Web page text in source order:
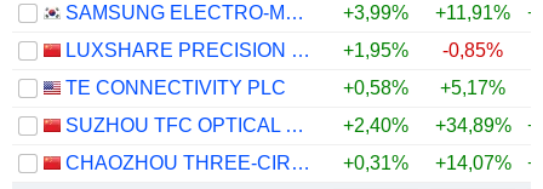
SAMSUNG ELECTRO-MECHANICS CO., LTD.
+3,99% +11,91%
LUXSHARE PRECISION INDUSTRY CO., LTD.
+1,95% -0,85%
TE CONNECTIVITY PLC
+0,58% +5,17%
SUZHOU TFC OPTICAL COMMUNICATION CO., LTD.
+2,40% +34,89%
CHAOZHOU THREE-CIRCLE (GROUP) CO.,LTD.
+0,31% +14,07%